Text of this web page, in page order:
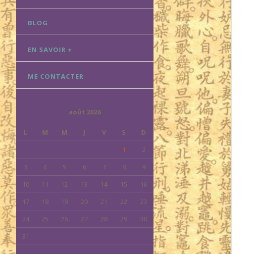
BLOG
EN SAVOIR +
ME CONTACTER
août 2026
L M M J V S
D
1
2
3
4 5 6 7 8
9
10
11 12 13 14 15
16
17
18 19 20 21 22
23
24
25 26 27 28 29
30
31